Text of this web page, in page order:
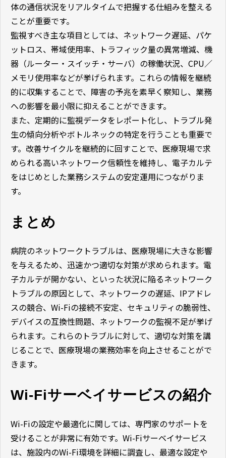
体の通信状況をリアルタイムで把握する仕組みを整える
ことが重要です。
監視すべき主な項目としては、ネットワーク遅延、パケ
ットロス、帯域使用率、トラフィック量の異常増減、機
器（ルーター・スイッチ・サーバ）の稼働状況、 CPU／
メモリ使用率などが挙げられます。これらの情報を継続
的に収集することで、障害の予兆を素早く察知し、業務
への影響を最小限に抑えることができます。
また、定期的に監視データをレポート化し、トラブル発
生の傾向分析やボトルネックの特定を行うことも重要で
す。改善サイクルを継続的に回すことで、医療現場で求
められる高いネットワーク信頼性を維持し、電子カルテ
をはじめとした業務システムの安定運用につながりま
す。
まとめ
病院のネットワークトラブルは、医療現場に大きな影響
を与えるため、迅速かつ適切な対策が求められます。電
子カルテが開かない、といった状況に陥るネットワーク
トラブルの原因として、ネットワークの遅延、 IPアドレ
スの競合、 Wi-Fiの接続不安定、セキュリティの脆弱性、
デバイスの互換性問題、ネットワークの監視不足が挙げ
られます。これらのトラブルに対して、適切な対策を講
じることで、医療現場の業務効率を向上させることがで
きます。
Wi-Fiサーベイサービスの紹介
Wi-Fiの設定や最適化に関しては、専門家のサポートを
受けることが非常に有効です。 Wi-Fiサーベイサービス
は、施設内のWi-Fi環境を詳細に調査し、最適な設定や